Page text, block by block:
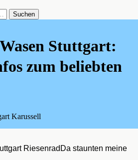
Stuttgart:
zum beliebten
Da staunten meine